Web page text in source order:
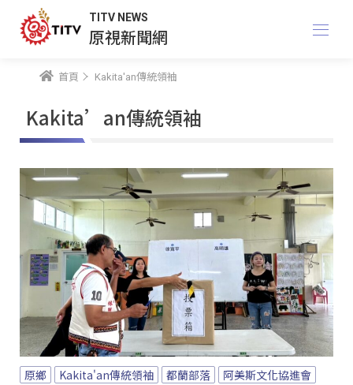
TITV NEWS
原視新聞網
首頁 Kakita'an傳統領袖
Kakita’an傳統領袖
原鄉 Kakita'an傳統領袖 都蘭部落 阿美斯文化協進會